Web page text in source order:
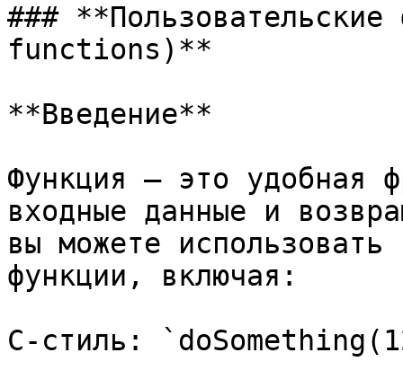
### **Пользовательские
functions)**
**Введение**
Функция — это удобная
входные данные и
вы можете
функции, включая:
C-стиль: